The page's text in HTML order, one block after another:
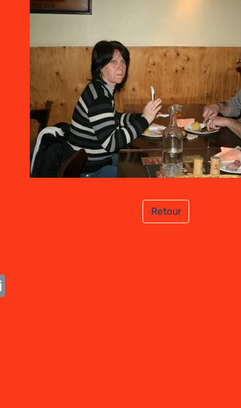
Retour